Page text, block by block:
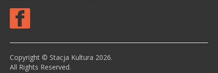
Copyright © Stacja Kultura 2026.
All Rights Reserved.